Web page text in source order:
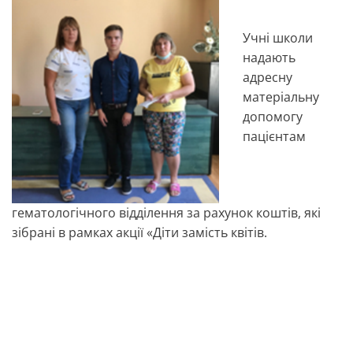
Учні школи
надають
адресну
матеріальну
допомогу
пацієнтам
гематологічного відділення за рахунок коштів, які
зібрані в рамках акції «Діти замість квітів.